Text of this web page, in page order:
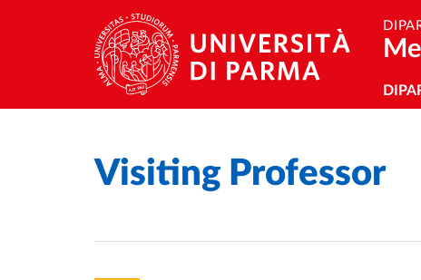
Salta al contenuto principale
Home /
Visiting Professor